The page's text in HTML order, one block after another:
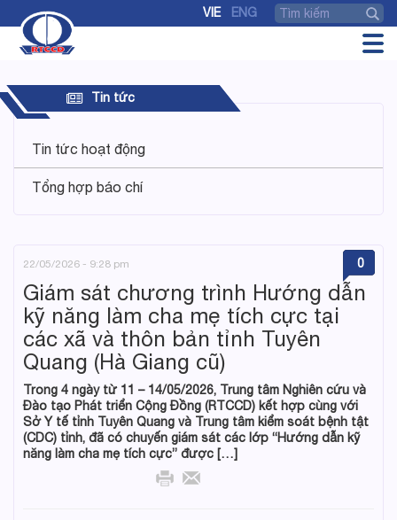
VIE ENG
Tin tức
Tin tức hoạt động
Tổng hợp báo chí
22/05/2026 - 9:28 pm 0
Giám sát chương trình Hướng dẫn
kỹ năng làm cha mẹ tích cực tại
các xã và thôn bản tỉnh Tuyên
Quang (Hà Giang cũ)
Trong 4 ngày từ 11 – 14/05/2026, Trung tâm Nghiên cứu và
Đào tạo Phát triển Cộng Đồng (RTCCD) kết hợp cùng với
Sở Y tế tỉnh Tuyên Quang và Trung tâm kiểm soát bệnh tật
(CDC) tỉnh, đã có chuyến giám sát các lớp “Hướng dẫn kỹ
năng làm cha mẹ tích cực” được […]